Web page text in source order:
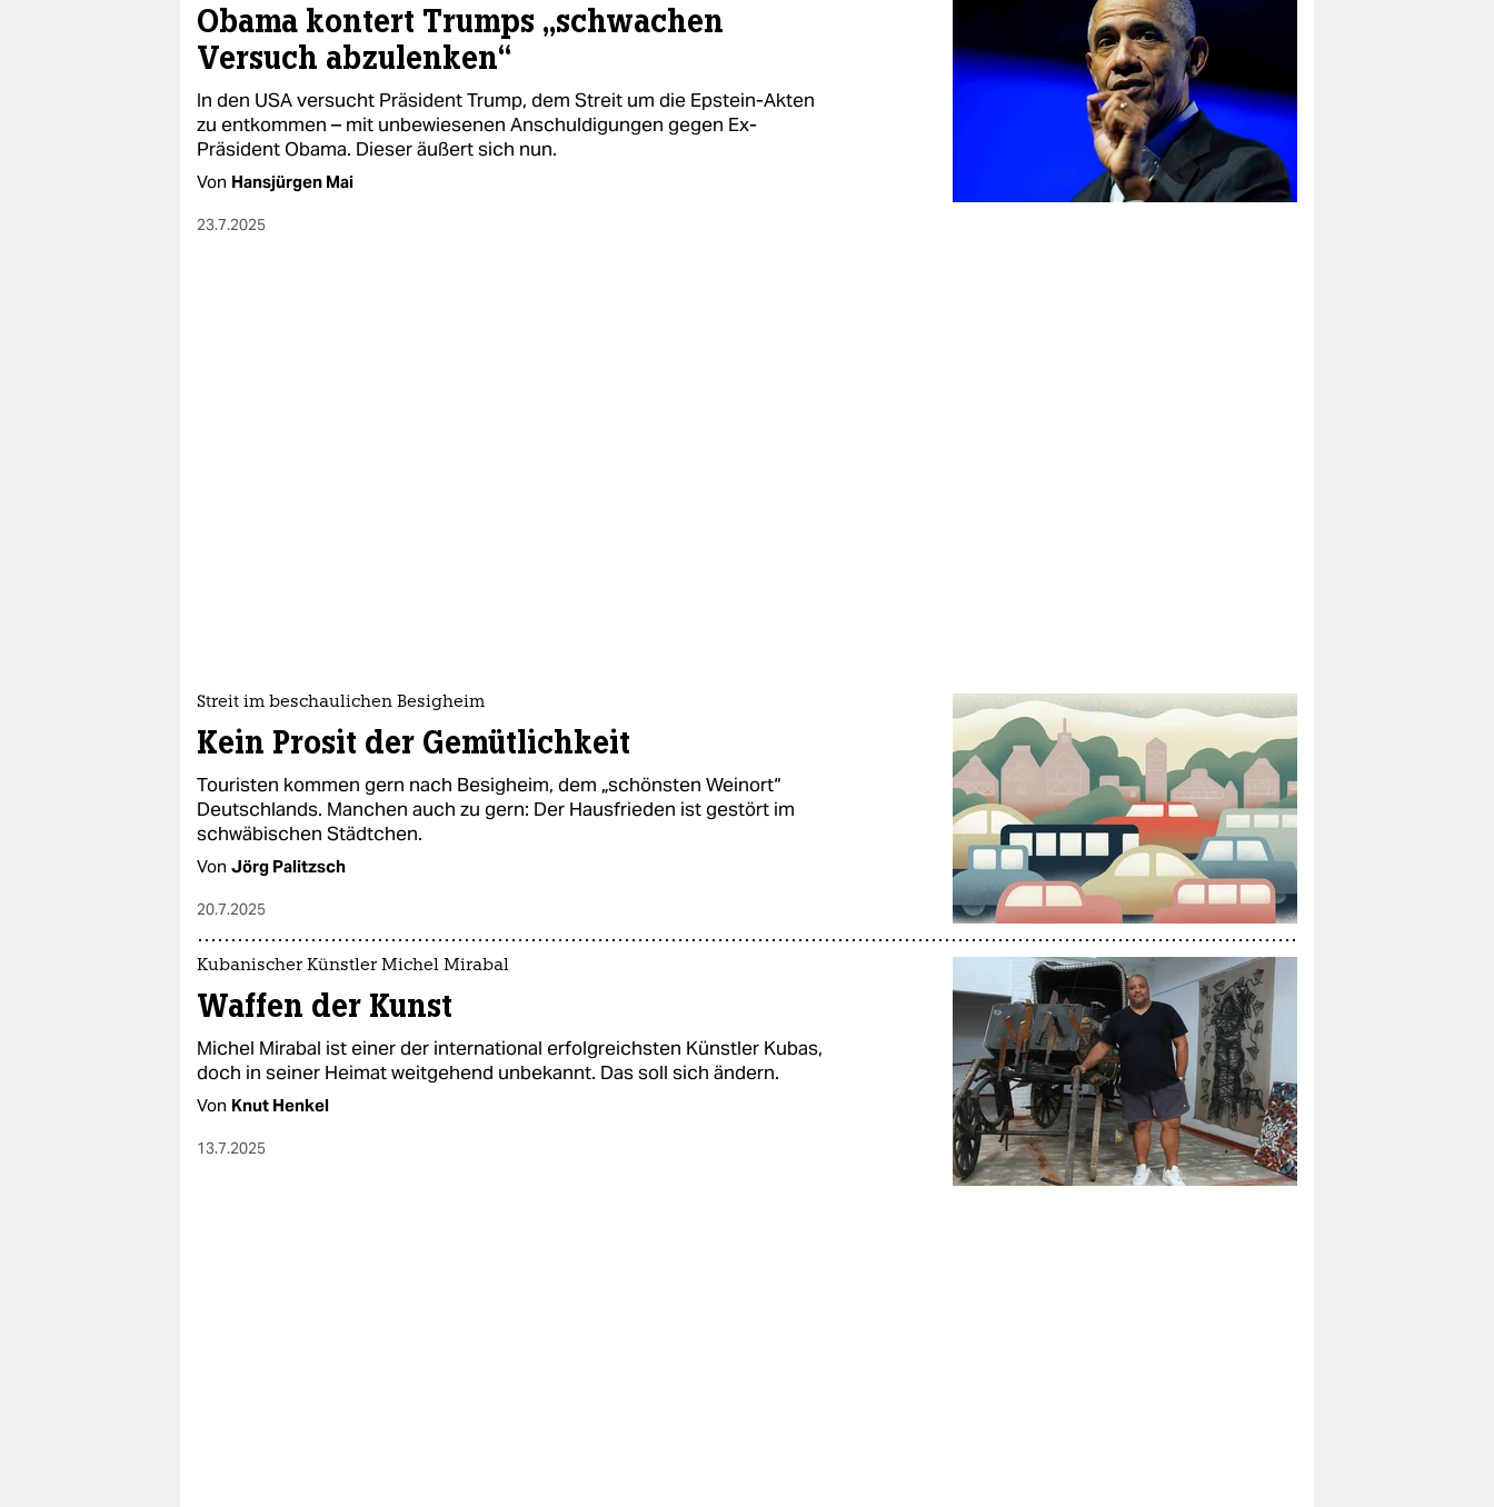
Obama kontert Trumps „schwachen
Versuch abzulenken“
In den USA versucht Präsident Trump, dem Streit um die Epstein-Akten
zu entkommen – mit unbewiesenen Anschuldigungen gegen Ex-
Präsident Obama. Dieser äußert sich nun.
Von Hansjürgen Mai
23.7.2025
Streit im beschaulichen Besigheim
Kein Prosit der Gemütlichkeit
Touristen kommen gern nach Besigheim, dem „schönsten Weinort“
Deutschlands. Manchen auch zu gern: Der Hausfrieden ist gestört im
schwäbischen Städtchen.
Von Jörg Palitzsch
20.7.2025
Kubanischer Künstler Michel Mirabal
Waffen der Kunst
Michel Mirabal ist einer der international erfolgreichsten Künstler Kubas,
doch in seiner Heimat weitgehend unbekannt. Das soll sich ändern.
Von Knut Henkel
13.7.2025